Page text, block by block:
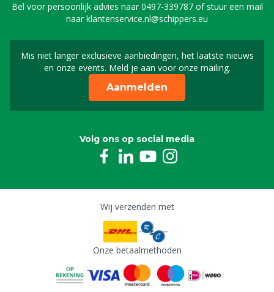
Bel voor persoonlijk advies naar0497-339787of stuur een mail
naarklantenservice.nl@schippers.eu
Mis niet langer exclusieve aanbiedingen, het laatste nieuws
en onze events. Meld je aan voor onze mailing.
Schrijf je in voor onze
Aanmelden
Volg ons op social media
Wij verzenden met
Onze betaalmethoden